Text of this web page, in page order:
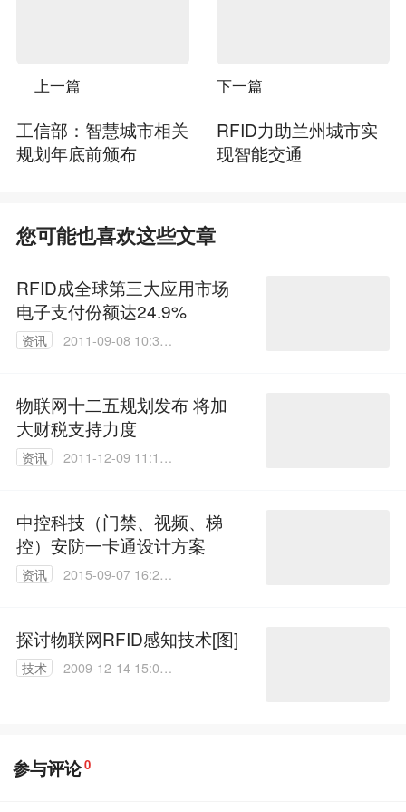
上一篇
工信部：智慧城市相关
规划年底前颁布
下一篇
RFID力助兰州城市实
现智能交通
您可能也喜欢这些文章
RFID成全球第三大应用市场
电子支付份额达24.9%
资讯
2011-09-08 10:33:
物联网十二五规划发布 将加
大财税支持力度
资讯
2011-12-09 11:19:
中控科技（门禁、视频、梯
控）安防一卡通设计方案
资讯
2015-09-07 16:22:
探讨物联网RFID感知技术[图]
技术
2009-12-14 15:09:
参与评论0